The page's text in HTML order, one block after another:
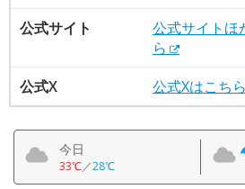
公式サイト
公式サイトほ
ら
公式X
公式Xはこちら
今日
33℃／28℃